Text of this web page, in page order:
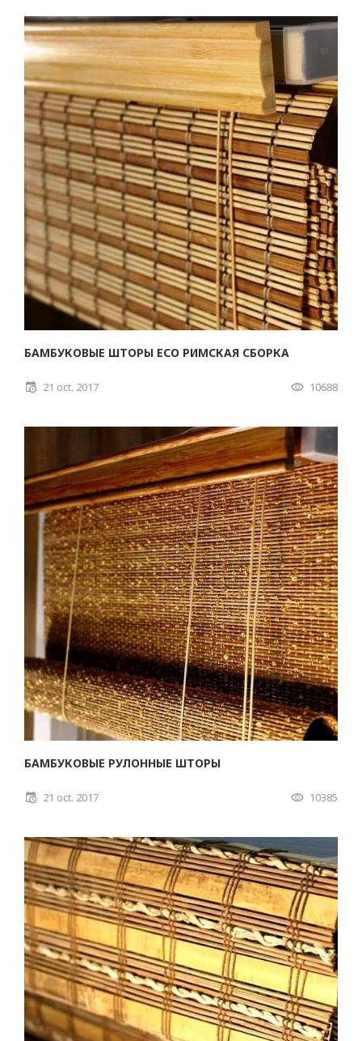
БАМБУКОВЫЕ ШТОРЫ ECO РИМСКАЯ СБОРКА
21 oct. 2017 10688
БАМБУКОВЫЕ РУЛОННЫЕ ШТОРЫ
21 oct. 2017 10385